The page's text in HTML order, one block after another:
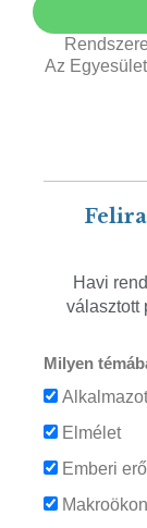
Az
Havi
választott
Milyen
Elmélet
Emberi